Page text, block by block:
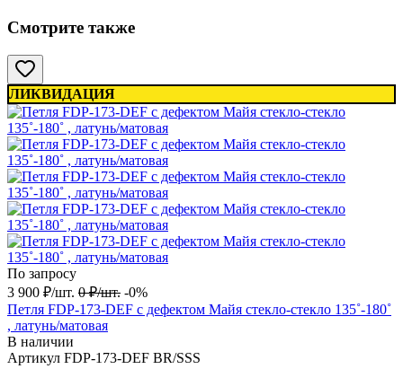
Смотрите также
ЛИКВИДАЦИЯ
По запросу
3 900 ₽/шт. 0 ₽/шт. -0%
Петля FDP-173-DEF с дефектом Майя стекло-стекло 135˚-180˚
, латунь/матовая
В наличии
Артикул FDP-173-DEF BR/SSS